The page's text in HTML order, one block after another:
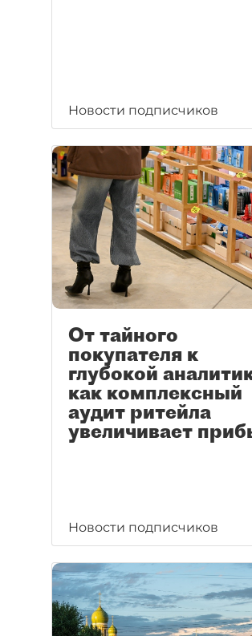
Новости подписчиков
От тайного
покупателя к
глубокой
как комплексный
аудит ритейла
увеличивает
Новости подписчиков